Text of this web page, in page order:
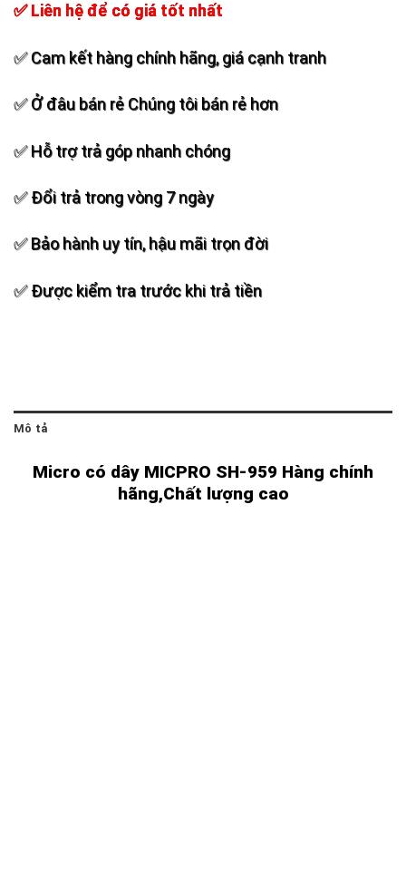
✅ Liên hệ để có giá tốt nhất
✅ Cam kết hàng chính hãng, giá cạnh tranh
✅ Ở đâu bán rẻ Chúng tôi bán rẻ hơn
✅ Hỗ trợ trả góp nhanh chóng
✅ Đổi trả trong vòng 7 ngày
✅ Bảo hành uy tín, hậu mãi trọn đời
✅ Được kiểm tra trước khi trả tiền
Mô tả
Micro có dây MICPRO SH-959 Hàng chính
hãng,Chất lượng cao